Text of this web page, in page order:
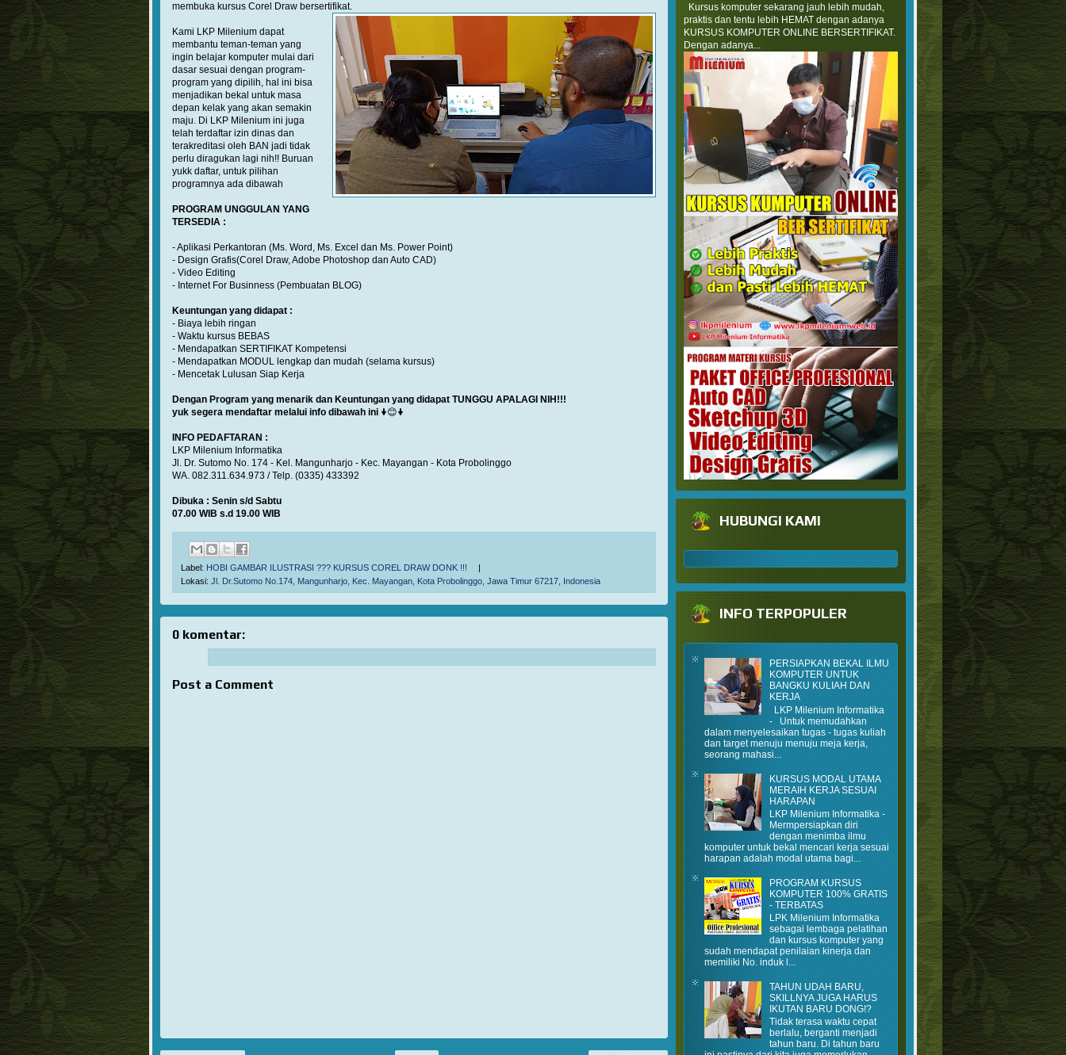
membuka kursus Corel Draw bersertifikat.
Kami LKP Milenium dapat
membantu teman-teman yang
ingin belajar komputer mulai dari
dasar sesuai dengan program-
program yang dipilih, hal ini bisa
menjadikan bekal untuk masa
depan kelak yang akan semakin
maju. Di LKP Milenium ini juga
telah terdaftar izin dinas dan
terakreditasi oleh BAN jadi tidak
perlu diragukan lagi nih!! Buruan
yukk daftar, untuk pilihan
programnya ada dibawah
PROGRAM UNGGULAN YANG
TERSEDIA :
- Aplikasi Perkantoran (Ms. Word, Ms. Excel dan Ms. Power Point)
- Design Grafis(Corel Draw, Adobe Photoshop dan Auto CAD)
- Video Editing
- Internet For Businness (Pembuatan BLOG)
Keuntungan yang didapat :
- Biaya lebih ringan
- Waktu kursus BEBAS
- Mendapatkan SERTIFIKAT Kompetensi
- Mendapatkan MODUL lengkap dan mudah (selama kursus)
- Mencetak Lulusan Siap Kerja
Dengan Program yang menarik dan Keuntungan yang didapat TUNGGU APALAGI NIH!!!
yuk segera mendaftar melalui info dibawah ini 🠟😊🠟
INFO PEDAFTARAN :
LKP Milenium Informatika
Jl. Dr. Sutomo No. 174 - Kel. Mangunharjo - Kec. Mayangan - Kota Probolinggo
WA. 082.311.634.973 / Telp. (0335) 433392
Dibuka : Senin s/d Sabtu
07.00 WIB s.d 19.00 WIB
Label: HOBI GAMBAR ILUSTRASI ??? KURSUS COREL DRAW DONK !!!
|
Lokasi: Jl. Dr.Sutomo No.174, Mangunharjo, Kec. Mayangan, Kota Probolinggo, Jawa Timur 67217, Indonesia
0 komentar:
Post a Comment
Kursus komputer sekarang jauh lebih mudah,
praktis dan tentu lebih HEMAT dengan adanya
KURSUS KOMPUTER ONLINE BERSERTIFIKAT.
Dengan adanya...
HUBUNGI KAMI
INFO TERPOPULER
PERSIAPKAN BEKAL ILMU
KOMPUTER UNTUK
BANGKU KULIAH DAN
KERJA
LKP Milenium Informatika
- Untuk memudahkan
dalam menyelesaikan tugas - tugas kuliah
dan target menuju menuju meja kerja,
seorang mahasi...
KURSUS MODAL UTAMA
MERAIH KERJA SESUAI
HARAPAN
LKP Milenium Informatika -
Mermpersiapkan diri
dengan menimba ilmu
komputer untuk bekal mencari kerja sesuai
harapan adalah modal utama bagi...
PROGRAM KURSUS
KOMPUTER 100% GRATIS
- TERBATAS
LPK Milenium Informatika
sebagai lembaga pelatihan
dan kursus komputer yang
sudah mendapat penilaian kinerja dan
memiliki No. induk l...
TAHUN UDAH BARU,
SKILLNYA JUGA HARUS
IKUTAN BARU DONG!?
Tidak terasa waktu cepat
berlalu, berganti menjadi
tahun baru. Di tahun baru